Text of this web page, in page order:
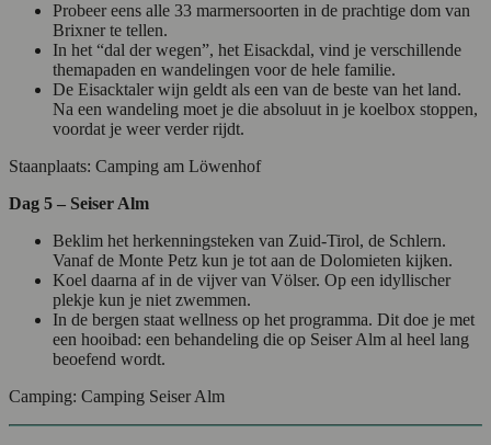
Probeer eens alle 33 marmersoorten in de prachtige dom van
Brixner te tellen.
In het “dal der wegen”, het Eisackdal, vind je verschillende
themapaden en wandelingen voor de hele familie.
De Eisacktaler wijn geldt als een van de beste van het land.
Na een wandeling moet je die absoluut in je koelbox stoppen,
voordat je weer verder rijdt.
Staanplaats: Camping am Löwenhof
Dag 5 – Seiser Alm
Beklim het herkenningsteken van Zuid-Tirol, de Schlern.
Vanaf de Monte Petz kun je tot aan de Dolomieten kijken.
Koel daarna af in de vijver van Völser. Op een idyllischer
plekje kun je niet zwemmen.
In de bergen staat wellness op het programma. Dit doe je met
een hooibad: een behandeling die op Seiser Alm al heel lang
beoefend wordt.
Camping: Camping Seiser Alm